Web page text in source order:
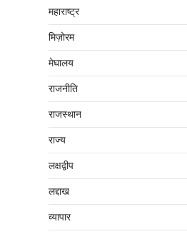
महाराष्‍ट्र
मिज़ोरम
मेघालय
राजनीति
राजस्थान
राज्य
लक्षद्वीप
लद्दाख
व्यापार